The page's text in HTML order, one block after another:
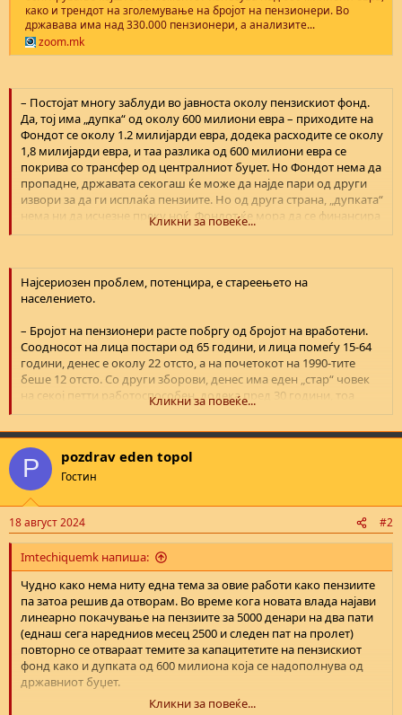
како и трендот на зголемување на бројот на пензионери. Во
државава има над 330.000 пензионери, а анализите...
zoom.mk
– Постојат многу заблуди во јавноста околу пензискиот фонд.
Да, тој има „дупка“ од околу 600 милиони евра – приходите на
Фондот се околу 1.2 милијарди евра, додека расходите се околу
1,8 милијарди евра, и таа разлика од 600 милиони евра се
покрива со трансфер од централниот буџет. Но Фондот нема да
пропадне, државата секогаш ќе може да најде пари од други
извори за да ги исплаќа пензиите. Но од друга страна, „дупката“
нема ни да исчезне преку ноќ, Фондот ќе мора да се финансира
со пари од централниот буџет уште долго време, затоа што
изјава за МИА.
Кликни за повеќе...
Најсериозен проблем, потенцира, е стареењето на
населението.
– Бројот на пензионери расте побргу од бројот на вработени.
Соодносот на лица постари од 65 години, и лица помеѓу 15-64
години, денес е околу 22 отсто, а на почетокот на 1990-тите
беше 12 отсто. Со други зборови, денес има еден „стар“ човек
на секој петти работоспособен, додека пред 30 години, тоа
беше на секој десетти. Какви и да преземете мерки, и за
вработување, и за плати, и за стапката на придонеси, нема да го
смените овој факт, вели Јовановиќ.
Кликни за повеќе...
P pozdrav eden topol
Гостин
18 август 2024 #2
Imtechiquemk напиша:
Чудно како нема ниту една тема за овие работи како пензиите
па затоа решив да отворам. Во време кога новата влада најави
линеарно покачување на пензиите за 5000 денари на два пати
(еднаш сега наредниов месец 2500 и следен пат на пролет)
повторно се отвараат темите за капацитетите на пензискиот
фонд како и дупката од 600 милиона која се надополнува од
државниот буџет.
Кликни за повеќе...